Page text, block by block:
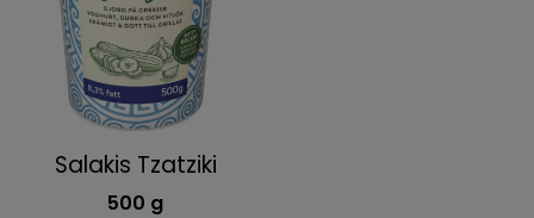
Salakis Tzatziki
500 g